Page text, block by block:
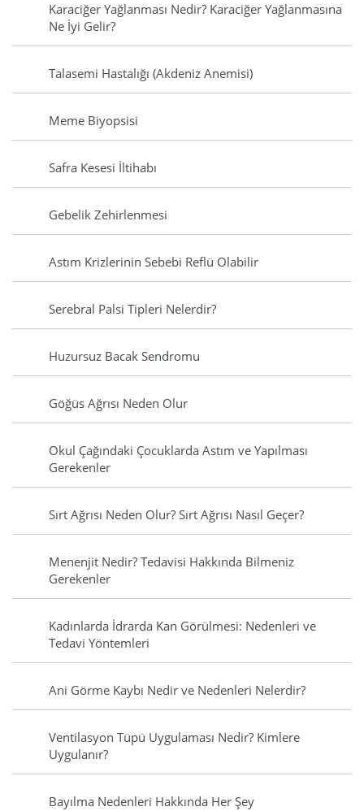
Karaciğer Yağlanması Nedir? Karaciğer Yağlanmasına
Ne İyi Gelir?
Talasemi Hastalığı (Akdeniz Anemisi)
Meme Biyopsisi
Safra Kesesi İltihabı
Gebelik Zehirlenmesi
Astım Krizlerinin Sebebi Reflü Olabilir
Serebral Palsi Tipleri Nelerdir?
Huzursuz Bacak Sendromu
Göğüs Ağrısı Neden Olur
Okul Çağındaki Çocuklarda Astım ve Yapılması
Gerekenler
Sırt Ağrısı Neden Olur? Sırt Ağrısı Nasıl Geçer?
Menenjit Nedir? Tedavisi Hakkında Bilmeniz
Gerekenler
Kadınlarda İdrarda Kan Görülmesi: Nedenleri ve
Tedavi Yöntemleri
Ani Görme Kaybı Nedir ve Nedenleri Nelerdir?
Ventilasyon Tüpü Uygulaması Nedir? Kimlere
Uygulanır?
Bayılma Nedenleri Hakkında Her Şey